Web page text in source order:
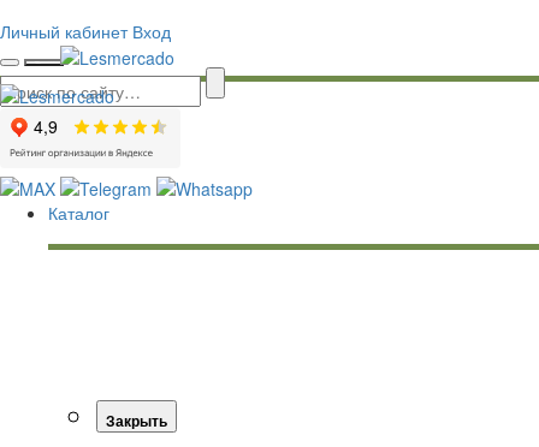
Личный кабинет Вход
Каталог
Закрыть